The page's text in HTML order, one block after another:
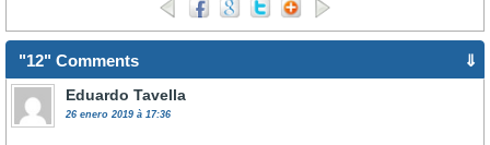
"12" Comments ⇓
Eduardo Tavella
26 enero 2019 à 17:36